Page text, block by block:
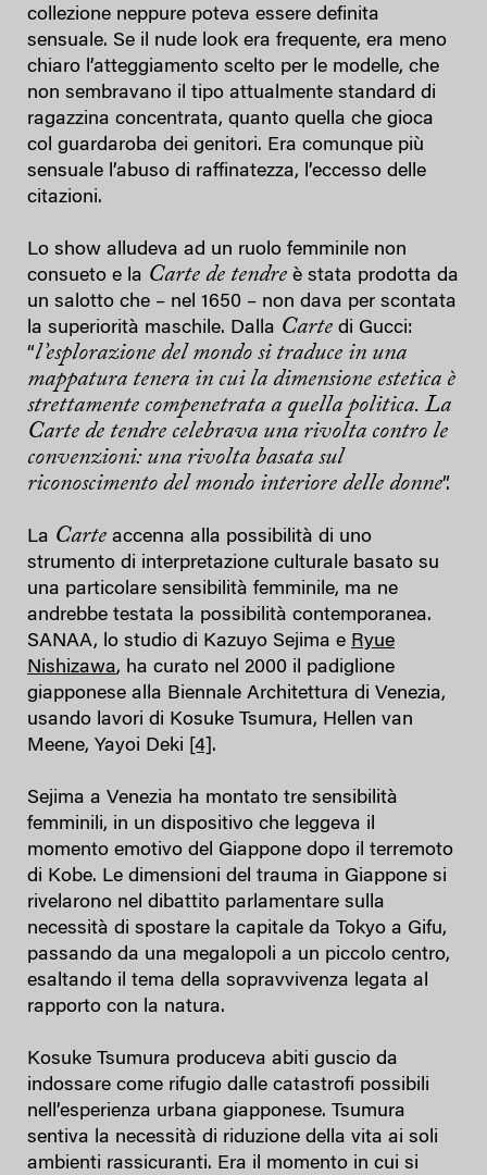
collezione neppure poteva essere definita
sensuale. Se il nude look era frequente, era meno
chiaro l’atteggiamento scelto per le modelle, che
non sembravano il tipo attualmente standard di
ragazzina concentrata, quanto quella che gioca
col guardaroba dei genitori. Era comunque più
sensuale l’abuso di raffinatezza, l’eccesso delle
citazioni.
Lo show alludeva ad un ruolo femminile non
consueto e la Carte de tendre è stata prodotta da
un salotto che – nel 1650 – non dava per scontata
la superiorità maschile. Dalla Carte di Gucci:
“l’esplorazione del mondo si traduce in una
mappatura tenera in cui la dimensione estetica è
strettamente compenetrata a quella politica. La
Carte de tendre celebrava una rivolta contro le
convenzioni: una rivolta basata sul
riconoscimento del mondo interiore delle donne”.
La Carte accenna alla possibilità di uno
strumento di interpretazione culturale basato su
una particolare sensibilità femminile, ma ne
andrebbe testata la possibilità contemporanea.
SANAA, lo studio di Kazuyo Sejima e Ryue
Nishizawa, ha curato nel 2000 il padiglione
giapponese alla Biennale Architettura di Venezia,
usando lavori di Kosuke Tsumura, Hellen van
Meene, Yayoi Deki
[4] .
Sejima a Venezia ha montato tre sensibilità
femminili, in un dispositivo che leggeva il
momento emotivo del Giappone dopo il terremoto
di Kobe. Le dimensioni del trauma in Giappone si
rivelarono nel dibattito parlamentare sulla
necessità di spostare la capitale da Tokyo a Gifu,
passando da una megalopoli a un piccolo centro,
esaltando il tema della sopravvivenza legata al
rapporto con la natura.
Kosuke Tsumura produceva abiti guscio da
indossare come rifugio dalle catastrofi possibili
nell’esperienza urbana giapponese. Tsumura
sentiva la necessità di riduzione della vita ai soli
ambienti rassicuranti. Era il momento in cui si